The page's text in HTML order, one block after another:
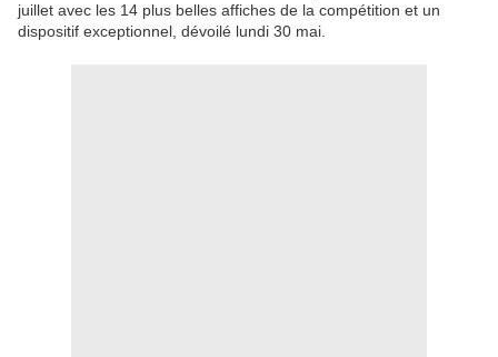
juillet avec les 14 plus belles affiches de la compétition et un
dispositif exceptionnel, dévoilé lundi 30 mai.